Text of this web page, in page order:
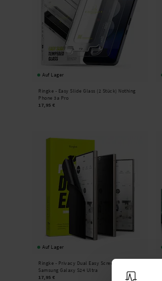
Auf Lager
Ringke - Easy Slide Glass (2 Stück) Nothing
Phone 3a Pro
17,95 €
Auf Lager
Ringke - Privacy Dual Easy Screen Protector
Samsung Galaxy S24 Ultra
17,95 €